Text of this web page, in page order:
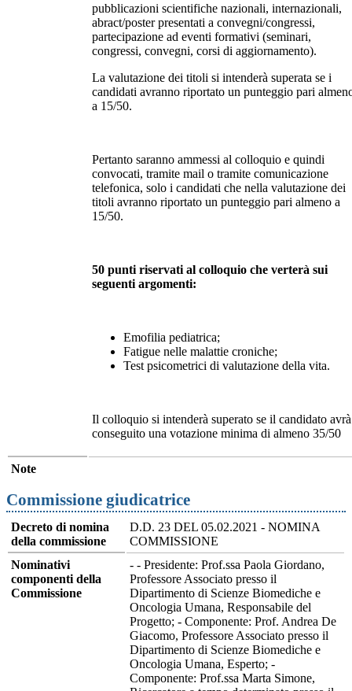
pubblicazioni scientifiche nazionali, internazionali,
abract/poster presentati a convegni/congressi,
partecipazione ad eventi formativi (seminari,
congressi, convegni, corsi di aggiornamento).
La valutazione dei titoli si intenderà superata se i
candidati avranno riportato un punteggio pari
a 15/50.
Pertanto saranno ammessi al colloquio e quindi
convocati, tramite mail o tramite comunicazione
telefonica, solo i candidati che nella valutazione dei
titoli avranno riportato un punteggio pari almeno a
15/50.
50 punti riservati al colloquio che verterà sui
seguenti argomenti:
Emofilia pediatrica;
Fatigue nelle malattie croniche;
Test psicometrici di valutazione della vita.
Il colloquio si intenderà superato se il candidato avrà
conseguito una votazione minima di almeno 35/50
Note
Commissione giudicatrice
Decreto di nomina
della commissione
D.D. 23 DEL 05.02.2021 - NOMINA
COMMISSIONE
Nominativi
componenti della
Commissione
- - Presidente: Prof.ssa Paola Giordano,
Professore Associato presso il
Dipartimento di Scienze Biomediche e
Oncologia Umana, Responsabile del
Progetto; - Componente: Prof. Andrea De
Giacomo, Professore Associato presso il
Dipartimento di Scienze Biomediche e
Oncologia Umana, Esperto; -
Componente: Prof.ssa Marta Simone,